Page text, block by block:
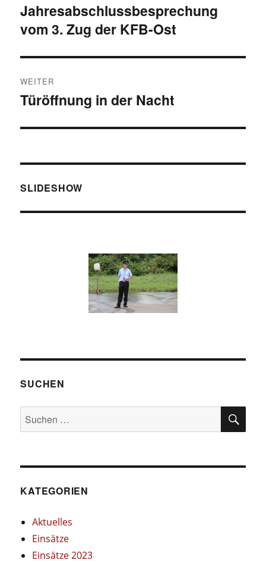
Vorheriger
Beitrag:
Jahresabschlussbesprechung
vom 3. Zug der KFB-Ost
WEITER
Nächster
Türöffnung in der Nacht
SLIDESHOW
SUCHEN
Suchen
nach:
KATEGORIEN
Aktuelles
Einsätze
Einsätze 2023